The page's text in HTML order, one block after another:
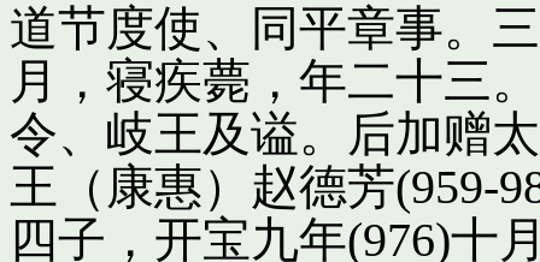
道节度使、同平章事。
月，寝疾薨，年二十三
令、岐王及谥。后加赠
王（康惠）赵德芳(959-
四子，开宝九年(976)十